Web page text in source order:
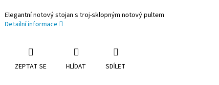
Elegantní notový stojan s troj-sklopným notový pultem
Detailní informace
ZEPTAT SE HLÍDAT SDÍLET